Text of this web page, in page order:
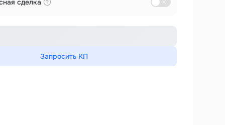
сделка
Запросить КП